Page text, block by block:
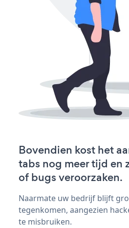
Bovendien kost het
tabs nog meer tijd en
of bugs veroorzaken.
Naarmate uw bedrijf blijft
tegenkomen, aangezien
te misbruiken.